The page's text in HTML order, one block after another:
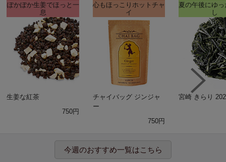
ぽかぽか生姜でほっと一
息
生姜な紅茶
750円
心もほっこりホットチャ
イ
チャイバッグ ジンジャ
ー
750円
夏の午後にゆ
し
宮崎 きらり
今週のおすすめ一覧はこちら